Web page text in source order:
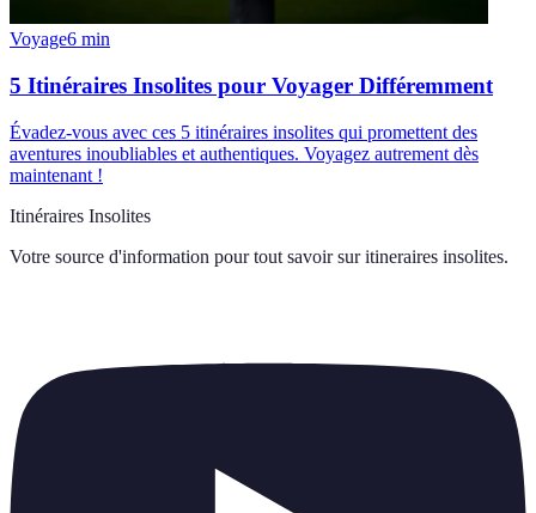
Voyage6 min
5 Itinéraires Insolites pour Voyager Différemment
Évadez-vous avec ces 5 itinéraires insolites qui promettent des
aventures inoubliables et authentiques. Voyagez autrement dès
maintenant !
Itinéraires Insolites
Votre source d'information pour tout savoir sur itineraires insolites.